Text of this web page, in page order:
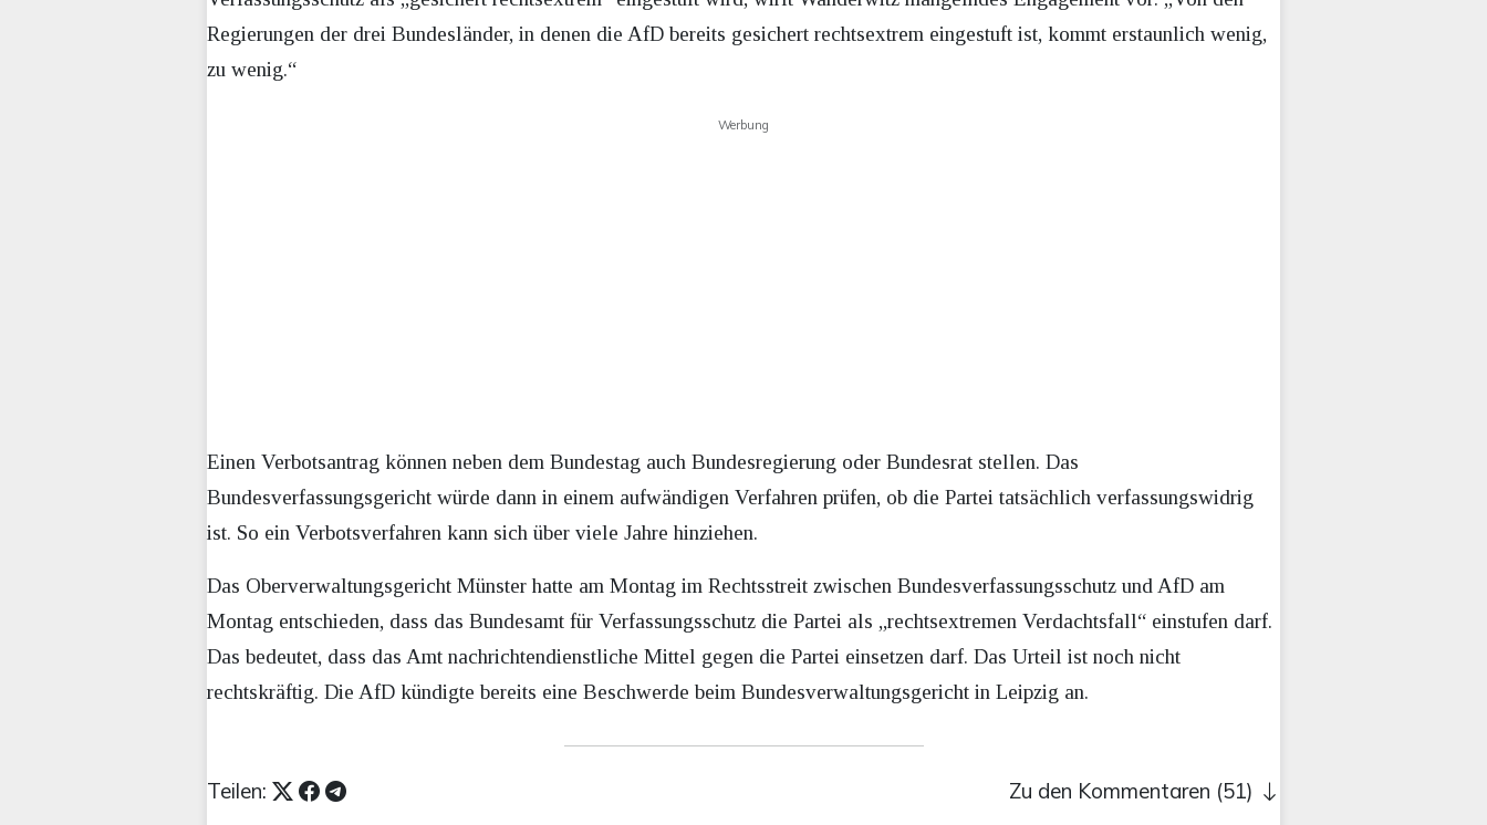
Regierungen der drei Bundesländer, in denen die AfD bereits gesichert rechtsextrem eingestuft ist, kommt erstaunlich wenig,
zu wenig.“
Werbung
Einen Verbotsantrag können neben dem Bundestag auch Bundesregierung oder Bundesrat stellen. Das
Bundesverfassungsgericht würde dann in einem aufwändigen Verfahren prüfen, ob die Partei tatsächlich verfassungswidrig
ist. So ein Verbotsverfahren kann sich über viele Jahre hinziehen.
Das Oberverwaltungsgericht Münster hatte am Montag im Rechtsstreit zwischen Bundesverfassungsschutz und AfD am
Montag entschieden, dass das Bundesamt für Verfassungsschutz die Partei als „rechtsextremen Verdachtsfall“ einstufen darf.
Das bedeutet, dass das Amt nachrichtendienstliche Mittel gegen die Partei einsetzen darf. Das Urteil ist noch nicht
rechtskräftig. Die AfD kündigte bereits eine Beschwerde beim Bundesverwaltungsgericht in Leipzig an.
Teilen: Zu den Kommentaren (51)